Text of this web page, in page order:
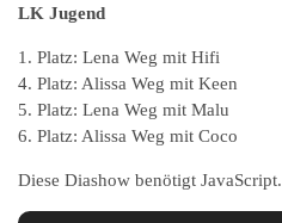
LK Jugend
1. Platz: Lena Weg mit Hifi
4. Platz: Alissa Weg mit Keen
5. Platz: Lena Weg mit Malu
6. Platz: Alissa Weg mit Coco
Diese Diashow benötigt JavaScript.